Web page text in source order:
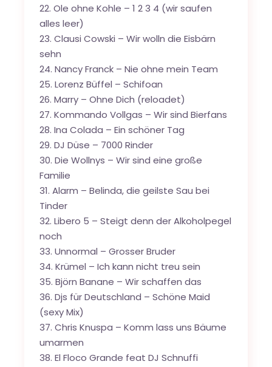
Ole ohne Kohle – 1 2 3 4 (wir saufen
alles leer)
Clausi Cowski – Wir wolln die Eisbärn
sehn
Nancy Franck – Nie ohne mein Team
Lorenz Büffel – Schifoan
Marry – Ohne Dich (reloadet)
Kommando Vollgas – Wir sind Bierfans
Ina Colada – Ein schöner Tag
DJ Düse – 7000 Rinder
Die Wollnys – Wir sind eine große
Familie
Alarm – Belinda, die geilste Sau bei
Tinder
Libero 5 – Steigt denn der Alkoholpegel
noch
Unnormal – Grosser Bruder
Krümel – Ich kann nicht treu sein
Björn Banane – Wir schaffen das
Djs für Deutschland – Schöne Maid
(sexy Mix)
Chris Knuspa – Komm lass uns Bäume
umarmen
El Floco Grande feat DJ Schnuffi